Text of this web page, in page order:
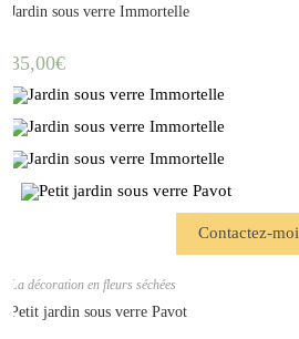
Jardin sous verre Immortelle
35,00€
Contactez-moi
La décoration en fleurs séchées
Petit jardin sous verre Pavot